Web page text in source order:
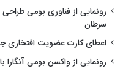
رونمایی از فناوری بومی
سرطان
اعطای کارت عضویت افتخاری
رونمایی از واکسن بومی آنگارا با